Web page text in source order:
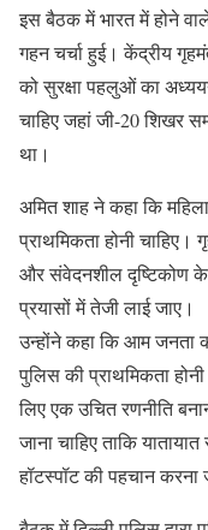
इस बैठक में भारत में होने
गहन चर्चा हुई। केंद्रीय
को सुरक्षा पहलुओं का
चाहिए जहां जी-20 शिखर
था।
अमित शाह ने कहा कि
प्राथमिकता होनी चाहिए।
और संवेदनशील दृष्टिकोण के
प्रयासों में तेजी लाई जाए।
उन्होंने कहा कि आम जनता
पुलिस की प्राथमिकता
लिए एक उचित रणनीति
जाना चाहिए ताकि
हॉटस्पॉट की पहचान करना